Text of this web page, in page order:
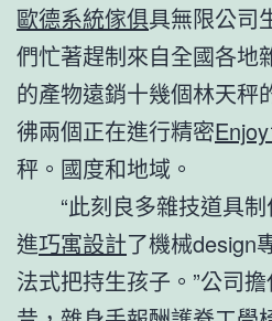
歐德系統傢俱具無限公司
們忙著趕制來自全國各地
的產物遠銷十幾個林天秤
彿兩個正在進行精密
秤。國度和地域。
“此刻良多雜技道具
進巧寓設計了機械design
法式把持生孩子。”公司